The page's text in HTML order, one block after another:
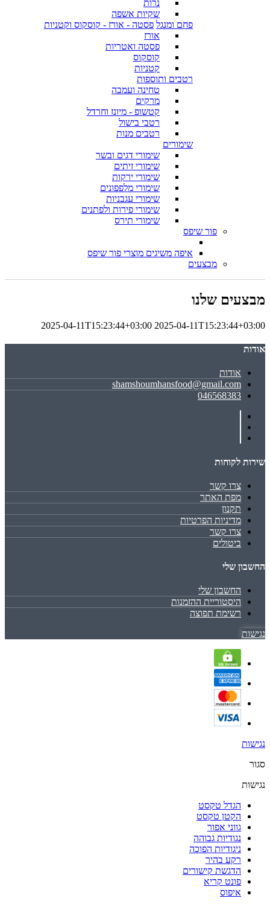
נרות
שקיות אשפה
פחם ומנגל פסטה - אורז - קוסקוס וקטניות
אורז
פסטה ואטריות
קוסקוס
קטניות
רטבים ותוספות
טחינה ועמבה
מרקים
קטשופ - מיונז וחרדל
רטבי בישול
רטבים מנות
שימורים
שימורי דגים ובשר
שימורי זיתים
שימורי ירקות
שימורי מלפפונים
שימורי עגבניות
שימורי פירות ולפתנים
שימורי תירס
פור שיפס
איפה משיגים מוצרי פור שיפס
מבצעים
מבצעים שלנו
2025-04-11T15:23:44+03:00 2025-04-11T15:23:44+03:00
אודות
אודות
shamshoumhansfood@gmail.com
046568383
שירות לקוחות
צרו קשר
מפת האתר
תקנון
מדיניות הפרטיות
צרו קשר
ביטולים
החשבון שלי
החשבון שלי
היסטוריית ההזמנות
רשימת תפוצה
נגישות
נגישות
סגור
נגישות
הגדל טקסט
הקטן טקסט
גווני אפור
נגודיות גבוהה
ניגודיות הפוכה
רקע בהיר
הדגשת קישורים
פונט קריא
איפוס